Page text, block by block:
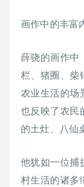
画作中的丰富
薛骁的画作中
栏、猪圈、柴
农业生活的场
也反映了农民
的土灶、八仙
他犹如一位捕
村生活的诸多